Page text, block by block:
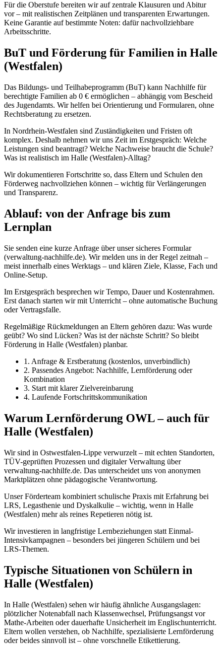
Für die Oberstufe bereiten wir auf zentrale Klausuren und Abitur
vor – mit realistischen Zeitplänen und transparenten Erwartungen.
Keine Garantie auf bestimmte Noten: dafür nachvollziehbare
Arbeitsschritte.
BuT und Förderung für Familien in Halle
(Westfalen)
Das Bildungs- und Teilhabeprogramm (BuT) kann Nachhilfe für
berechtigte Familien ab 0 € ermöglichen – abhängig vom Bescheid
des Jugendamts. Wir helfen bei Orientierung und Formularen, ohne
Rechtsberatung zu ersetzen.
In Nordrhein-Westfalen sind Zuständigkeiten und Fristen oft
komplex. Deshalb nehmen wir uns Zeit im Erstgespräch: Welche
Leistungen sind beantragt? Welche Nachweise braucht die Schule?
Was ist realistisch im Halle (Westfalen)-Alltag?
Wir dokumentieren Fortschritte so, dass Eltern und Schulen den
Förderweg nachvollziehen können – wichtig für Verlängerungen
und Transparenz.
Ablauf: von der Anfrage bis zum
Lernplan
Sie senden eine kurze Anfrage über unser sicheres Formular
(verwaltung-nachhilfe.de). Wir melden uns in der Regel zeitnah –
meist innerhalb eines Werktags – und klären Ziele, Klasse, Fach und
Online-Setup.
Im Erstgespräch besprechen wir Tempo, Dauer und Kostenrahmen.
Erst danach starten wir mit Unterricht – ohne automatische Buchung
oder Vertragsfalle.
Regelmäßige Rückmeldungen an Eltern gehören dazu: Was wurde
geübt? Wo sind Lücken? Was ist der nächste Schritt? So bleibt
Förderung in Halle (Westfalen) planbar.
1. Anfrage & Erstberatung (kostenlos, unverbindlich)
2. Passendes Angebot: Nachhilfe, Lernförderung oder
Kombination
3. Start mit klarer Zielvereinbarung
4. Laufende Fortschrittskommunikation
Warum Lernförderung OWL – auch für
Halle (Westfalen)
Wir sind in Ostwestfalen-Lippe verwurzelt – mit echten Standorten,
TÜV-geprüften Prozessen und digitaler Verwaltung über
verwaltung-nachhilfe.de. Das unterscheidet uns von anonymen
Marktplätzen ohne pädagogische Verantwortung.
Unser Förderteam kombiniert schulische Praxis mit Erfahrung bei
LRS, Legasthenie und Dyskalkulie – wichtig, wenn in Halle
(Westfalen) mehr als reines Repetieren nötig ist.
Wir investieren in langfristige Lernbeziehungen statt Einmal-
Intensivkampagnen – besonders bei jüngeren Schülern und bei
LRS-Themen.
Typische Situationen von Schülern in
Halle (Westfalen)
In Halle (Westfalen) sehen wir häufig ähnliche Ausgangslagen:
plötzlicher Notenabfall nach Klassenwechsel, Prüfungsangst vor
Mathe-Arbeiten oder dauerhafte Unsicherheit im Englischunterricht.
Eltern wollen verstehen, ob Nachhilfe, spezialisierte Lernförderung
oder beides sinnvoll ist – ohne vorschnelle Etikettierung.